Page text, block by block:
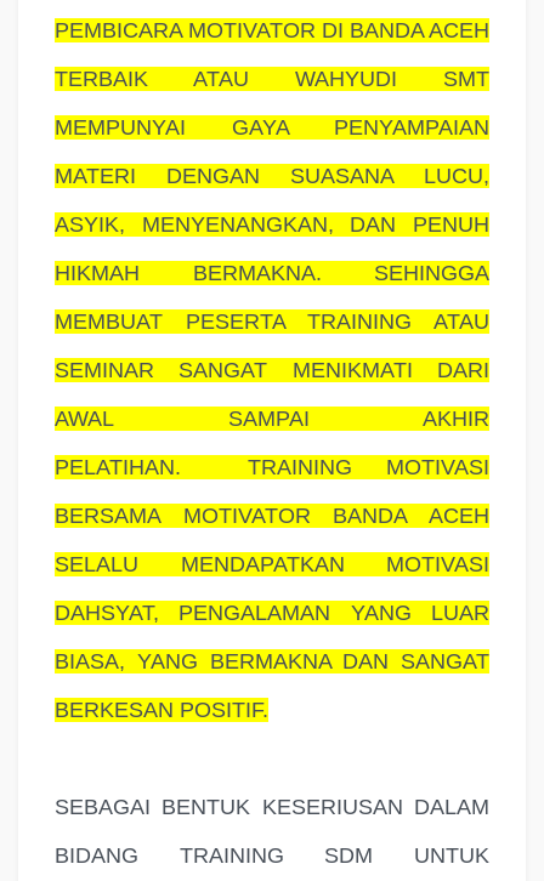
PEMBICARA MOTIVATOR DI BANDA ACEH
TERBAIK ATAU WAHYUDI SMT
MEMPUNYAI GAYA PENYAMPAIAN
MATERI DENGAN SUASANA LUCU,
ASYIK, MENYENANGKAN, DAN PENUH
HIKMAH BERMAKNA. SEHINGGA
MEMBUAT PESERTA TRAINING ATAU
SEMINAR SANGAT MENIKMATI DARI
AWAL SAMPAI AKHIR
PELATIHAN.
TRAINING MOTIVASI
BERSAMA MOTIVATOR BANDA ACEH
SELALU MENDAPATKAN MOTIVASI
DAHSYAT, PENGALAMAN YANG LUAR
BIASA, YANG BERMAKNA DAN SANGAT
BERKESAN POSITIF.
SEBAGAI BENTUK KESERIUSAN DALAM
BIDANG TRAINING SDM UNTUK